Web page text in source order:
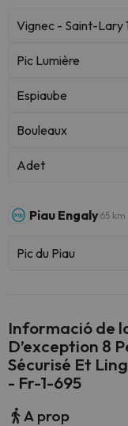
Vignec - Saint-Lary
Pic Lumière
Espiaube
Bouleaux
Adet
Piau Engaly65
Pic du Piau
Informació de
D’exception 8
Sécurisé Et
- Fr-1-695
A prop